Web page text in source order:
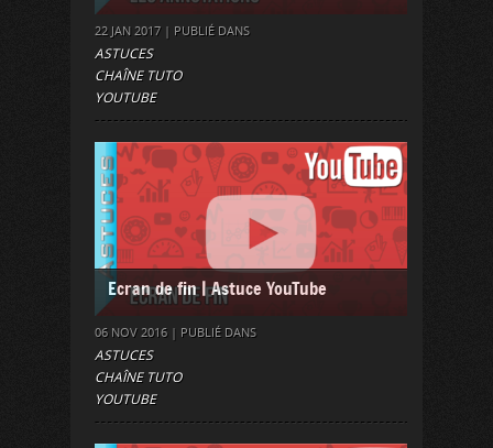
22 JAN 2017 | PUBLIÉ DANS
ASTUCES
CHAÎNE TUTO
YOUTUBE
Ecran de fin | Astuce YouTube
06 NOV 2016 | PUBLIÉ DANS
ASTUCES
CHAÎNE TUTO
YOUTUBE